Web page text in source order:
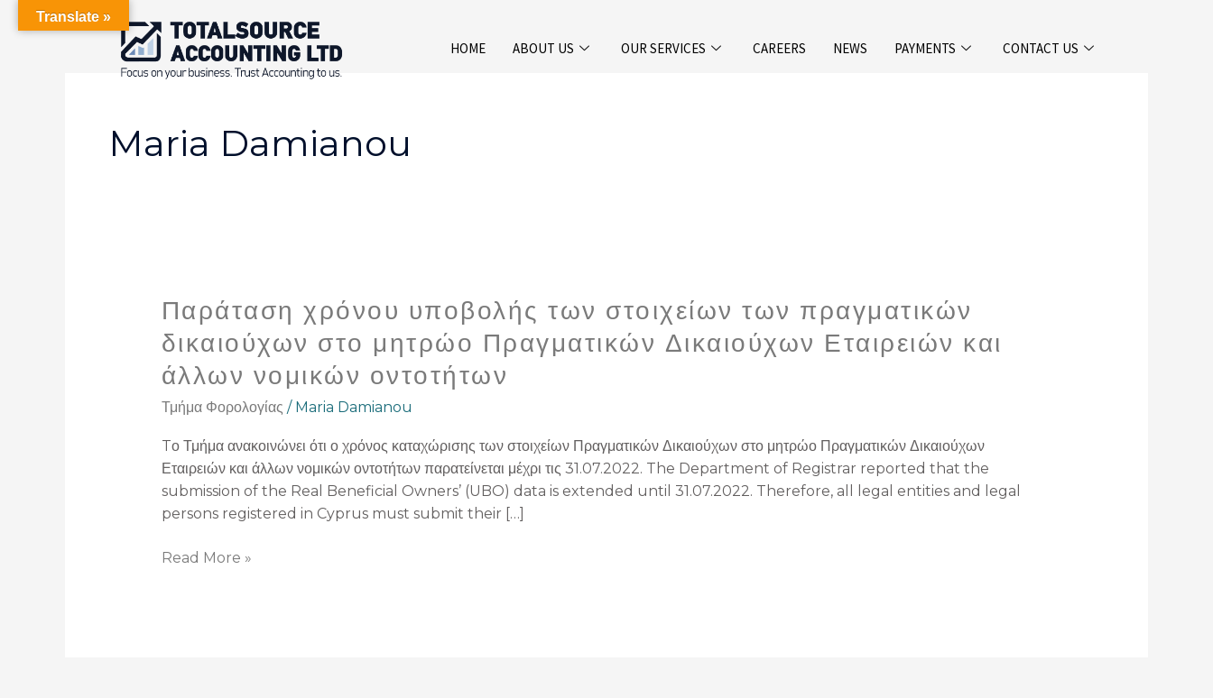
HOME ABOUT US OUR SERVICES CAREERS NEWS PAYMENTS CONTACT US
Maria Damianou
Παράταση χρόνου υποβολής των στοιχείων των πραγματικών
δικαιούχων στο μητρώο Πραγματικών Δικαιούχων Εταιρειών και
άλλων νομικών οντοτήτων
Τμήμα Φορολογίας / Maria Damianou
Tο Τμήμα ανακοινώνει ότι ο χρόνος καταχώρισης των στοιχείων Πραγματικών Δικαιούχων στο μητρώο Πραγματικών Δικαιούχων
Εταιρειών και άλλων νομικών οντοτήτων παρατείνεται μέχρι τις 31.07.2022. The Department of Registrar reported that the
submission of the Real Beneficial Owners’ (UBO) data is extended until 31.07.2022. Therefore, all legal entities and legal
persons registered in Cyprus must submit their […]
Παράταση
χρόνου
υποβολής
των
των
πραγματικών
δικαιούχων
στο
μητρώο
Δικαιούχων
Read More »
Translate »